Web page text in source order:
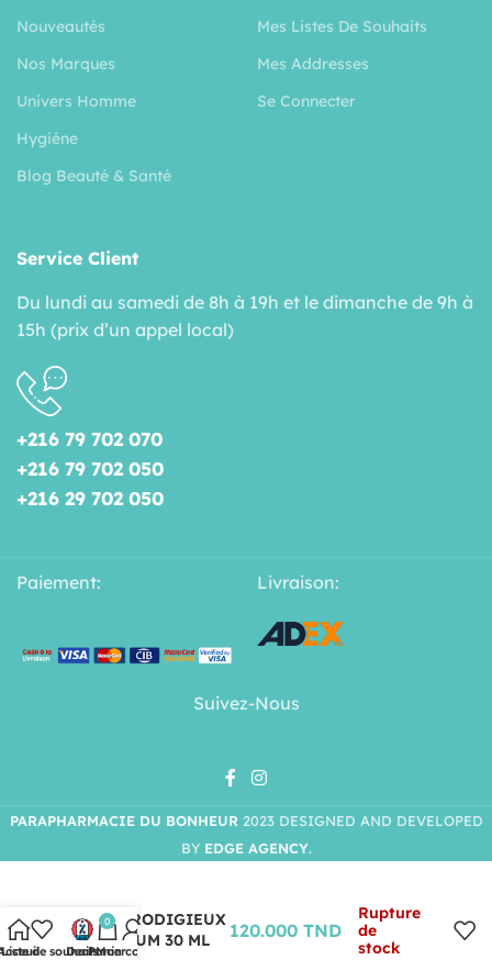
Nouveautés
Nos Marques
Univers Homme
Hygiéne
Blog Beauté & Santé
Mes Listes De Souhaits
Mes Addresses
Se Connecter
Service Client
Du lundi au samedi de 8h à 19h et le dimanche de 9h à
15h (prix d’un appel local)
+216 79 702 070
+216 79 702 050
+216 29 702 050
Paiement: Livraison:
Suivez-Nous
PARAPHARMACIE DU BONHEUR 2023 DESIGNED AND DEVELOPED
BY EDGE AGENCY.
NUXE PRODIGIEUX
LE PARFUM 30 ML
120.000 TND
Rupture
de
stock
Liste de souhaits
Deals
0
Panier
Mon compte